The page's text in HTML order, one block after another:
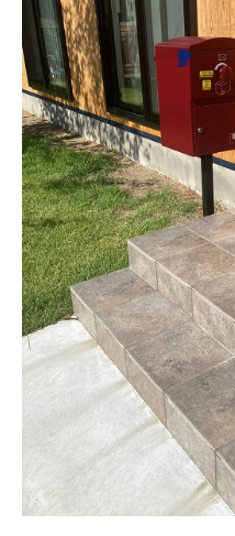
採用情報
協力会社の皆様へ
住まいのなんでも相談
土地･空き家 不動産相談
移住と暮らし相談
資料請求
お問い合わせ